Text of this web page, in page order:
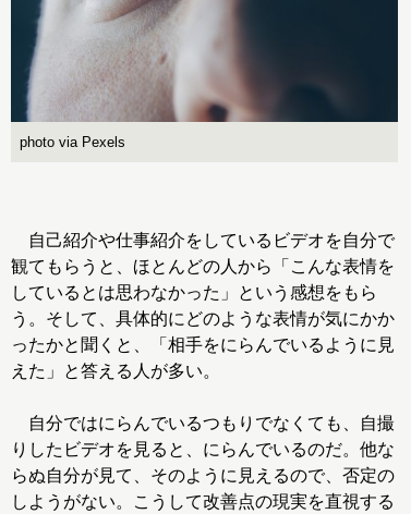
photo via Pexels
自己紹介や仕事紹介をしているビデオを自分で
観てもらうと、ほとんどの人から「こんな表情を
しているとは思わなかった」という感想をもら
う。そして、具体的にどのような表情が気にかか
ったかと聞くと、「相手をにらんでいるように見
えた」と答える人が多い。
自分ではにらんでいるつもりでなくても、自撮
りしたビデオを見ると、にらんでいるのだ。他な
らぬ自分が見て、そのように見えるので、否定の
しようがない。こうして改善点の現実を直視する